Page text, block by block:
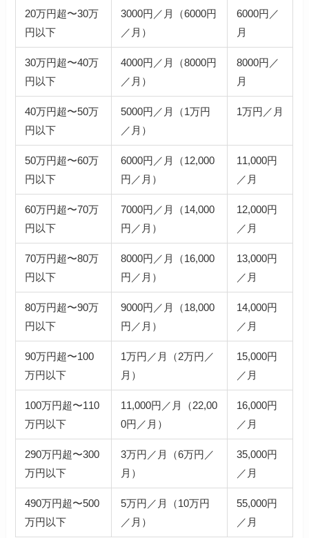
20万円超〜30万
円以下
3000円／月（6000円
／月）
6000円／
月
30万円超〜40万
円以下
4000円／月（8000円
／月）
8000円／
月
40万円超〜50万
円以下
5000円／月（1万円
／月）
1万円／月
50万円超〜60万
円以下
6000円／月（12,000
円／月）
11,000円
／月
60万円超〜70万
円以下
7000円／月（14,000
円／月）
12,000円
／月
70万円超〜80万
円以下
8000円／月（16,000
円／月）
13,000円
／月
80万円超〜90万
円以下
9000円／月（18,000
円／月）
14,000円
／月
90万円超〜100
万円以下
1万円／月（2万円／
月）
15,000円
／月
100万円超〜110
万円以下
11,000円／月（22,00
0円／月）
16,000円
／月
290万円超〜300
万円以下
3万円／月（6万円／
月）
35,000円
／月
490万円超〜500
万円以下
5万円／月（10万円
／月）
55,000円
／月